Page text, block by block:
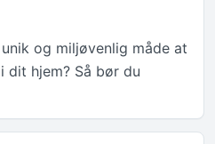
og miljøvenlig måde at
dit hjem? Så bør du